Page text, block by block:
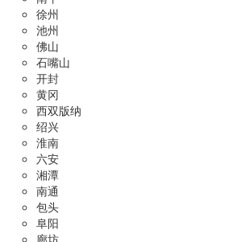
徐州
池州
佛山
石嘴山
开封
黄冈
西双版纳
绍兴
淮南
六安
湘潭
南通
包头
阜阳
廊坊